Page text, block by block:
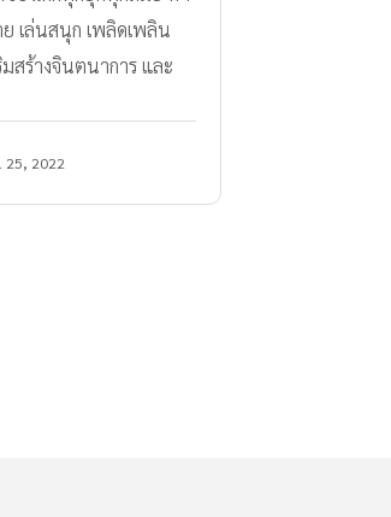
เล่นสนุก เพลิดเพลิน
สร้างจินตนาการ และ
25, 2022